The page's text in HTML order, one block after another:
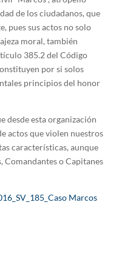
de los ciudadanos, que
pues sus actos no solo
moral, también
385.2 del Código
por si solos
principios del honor
desde esta organización
actos que violen nuestros
características, aunque
Comandantes o Capitanes
Marcos